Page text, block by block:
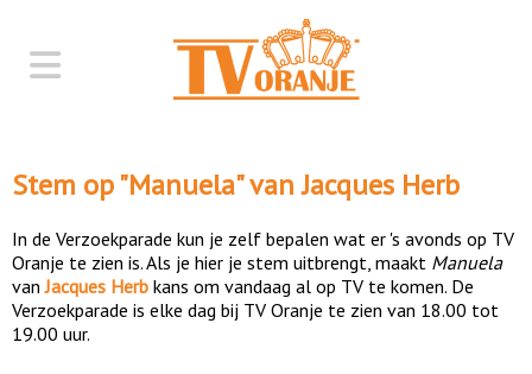
Stem op "Manuela" vanJacques Herb
In de Verzoekparade kun je zelf bepalen wat er 's avonds op TV
Oranje te zien is. Als je hier je stem uitbrengt, maakt Manuela
vanJacques Herb kans om vandaag al op TV te komen. De
Verzoekparade is elke dag bij TV Oranje te zien van 18.00 tot
19.00 uur.